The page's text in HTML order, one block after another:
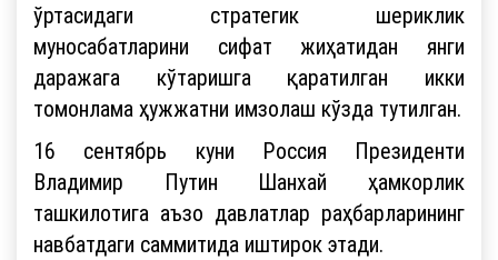
ўртасидаги стратегик шериклик
муносабатларини сифат жиҳатидан янги
даражага кўтаришга қаратилган икки
томонлама ҳужжатни имзолаш кўзда тутилган.
16 сентябрь куни Россия Президенти
Владимир Путин Шанхай ҳамкорлик
ташкилотига аъзо давлатлар раҳбарларининг
навбатдаги саммитида иштирок этади.